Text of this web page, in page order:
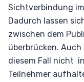
Sichtverbindung
Dadurch lassen
zwischen dem
überbrücken.
diesem Fall nicht
Teilnehmer